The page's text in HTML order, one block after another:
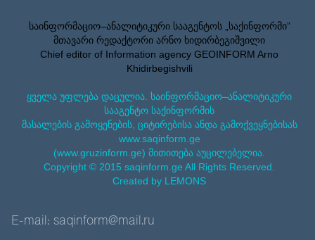
საინფორმაციო–ანალიტიკური სააგენტოს „საქინფორმი”
მთავარი რედაქტორი არნო ხიდირბეგიშვილი
Chief editor of Information agency GEOINFORM Arno
Khidirbegishvili
ყველა უფლება დაცულია. საინფორმაციო–ანალიტიკური
სააგენტო საქინფორმის
მასალების გამოყენების, ციტირებისა ანდა გამოქვეყნებისას
www.saqinform.ge
(www.gruzinform.ge) მითითება აუცილებელია.
Copyright © 2015 saqinform.ge All Rights Reserved.
Created by LEMONS
E-mail: saqinform@mail.ru